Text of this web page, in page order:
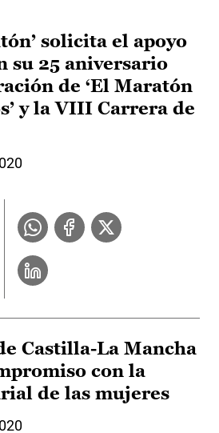
solicita el apoyo
su 25 aniversario
de ‘El Maratón
y la VIII Carrera de
Castilla-La Mancha
con la
de las mujeres